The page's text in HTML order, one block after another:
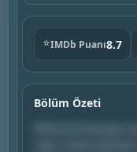
⭐IMDb Puanı8.7
Bölüm Özeti